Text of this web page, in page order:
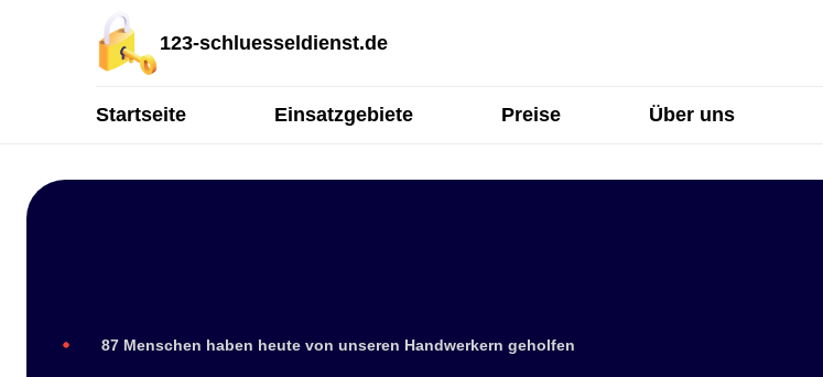
123-schluesseldienst.de
Startseite Einsatzgebiete Preise Über uns
87 Menschen haben heute von unseren Handwerkern geholfen